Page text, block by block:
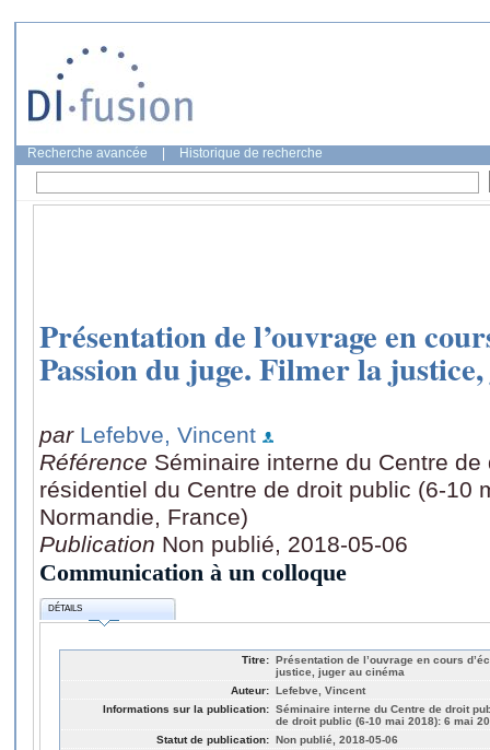
Recherche avancée Historique de recherche
Présentation de l’ouvrage en
Passion du juge. Filmer la
par Lefebve, Vincent
Référence Séminaire interne du Centre
résidentiel du Centre de droit public (6-10
Normandie, France)
Publication Non publié, 2018-05-06
Communication à un colloque
DÉTAILS
Titre: Présentation de l’ouvrage en cours
justice, juger au cinéma
Auteur: Lefebve, Vincent
Informations sur la publication: Séminaire interne du Centre de droit
de droit public (6-10 mai 2018): 6 mai
Statut de publication: Non publié, 2018-05-06